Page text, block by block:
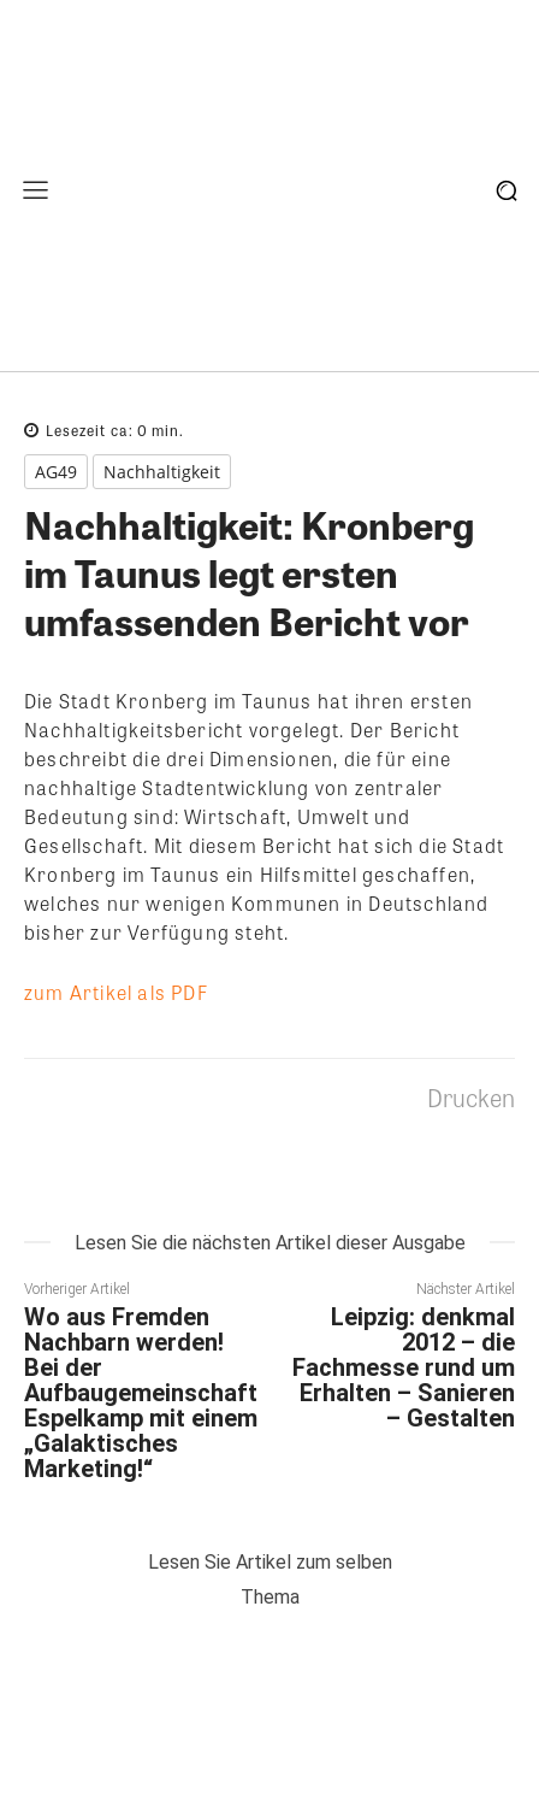
Lesezeit ca: 0 min.
AG49 Nachhaltigkeit
Nachhaltigkeit: Kronberg
im Taunus legt ersten
umfassenden Bericht vor
Die Stadt Kronberg im Taunus hat ihren ersten
Nachhaltigkeitsbericht vorgelegt. Der Bericht
beschreibt die drei Dimensionen, die für eine
nachhaltige Stadtentwicklung von zentraler
Bedeutung sind: Wirtschaft, Umwelt und
Gesellschaft. Mit diesem Bericht hat sich die Stadt
Kronberg im Taunus ein Hilfsmittel geschaffen,
welches nur wenigen Kommunen in Deutschland
bisher zur Verfügung steht.
zum Artikel als PDF
Drucken
Lesen Sie die nächsten Artikel dieser Ausgabe
Vorheriger Artikel
Wo aus Fremden
Nachbarn werden!
Bei der
Aufbaugemeinschaft
Espelkamp mit einem
„Galaktisches
Marketing!“
Nächster Artikel
Leipzig: denkmal
2012 – die
Fachmesse rund um
Erhalten – Sanieren
– Gestalten
Lesen Sie Artikel zum selben
Thema